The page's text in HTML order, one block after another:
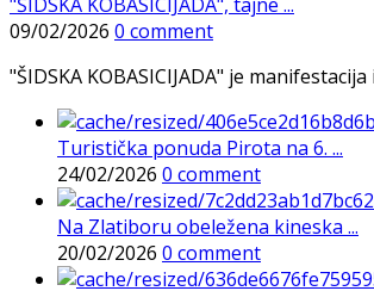
09/02/2026 0 comment
"ŠIDSKA KOBASICIJADA" je
Turistička ponuda Pirota na 6. ...
24/02/2026 0 comment
Na Zlatiboru obeležena kineska ...
20/02/2026 0 comment